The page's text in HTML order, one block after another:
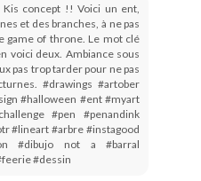
concept !! Voici un ent,
et des branches, à ne pas
game of throne. Le mot clé
voici deux. Ambiance sous
pas trop tarder pour ne pas
#drawings #artober
#halloween #ent #myart
#pen #penandink
#lineart #arbre #instagood
#dibujo not a #barral
#dessin